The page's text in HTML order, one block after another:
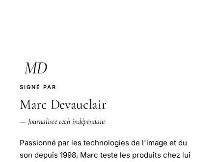
MD
SIGNÉ PAR
Marc Devauclair
— Journaliste tech indépendant
Passionné par les technologies de l'image et du
son depuis 1998, Marc teste les produits chez lui